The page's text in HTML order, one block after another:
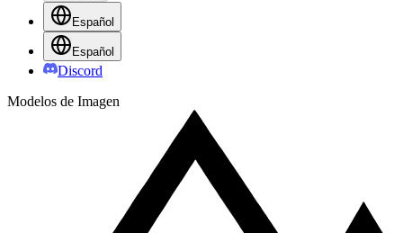
Español
Español
Discord
Modelos de Imagen